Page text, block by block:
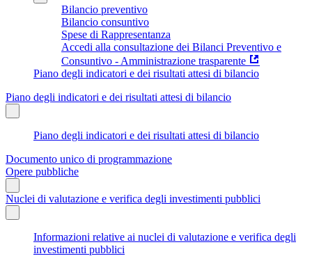
Bilancio preventivo
Bilancio consuntivo
Spese di Rappresentanza
Accedi alla consultazione dei Bilanci Preventivo e
Consuntivo - Amministrazione trasparente
Piano degli indicatori e dei risultati attesi di bilancio
Piano degli indicatori e dei risultati attesi di bilancio
Piano degli indicatori e dei risultati attesi di bilancio
Documento unico di programmazione
Opere pubbliche
Nuclei di valutazione e verifica degli investimenti pubblici
Informazioni relative ai nuclei di valutazione e verifica degli
investimenti pubblici